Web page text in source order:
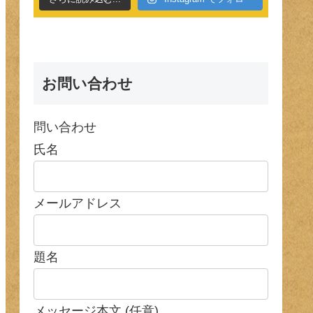
お問い合わせ
問い合わせ
氏名
メールアドレス
題名